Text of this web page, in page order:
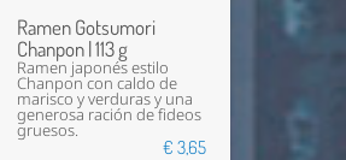
Ramen Gotsumori
Chanpon | 113 g
Ramen japonés estilo
Chanpon con caldo de
marisco y verduras y una
generosa ración de fideos
gruesos.
€ 3,65